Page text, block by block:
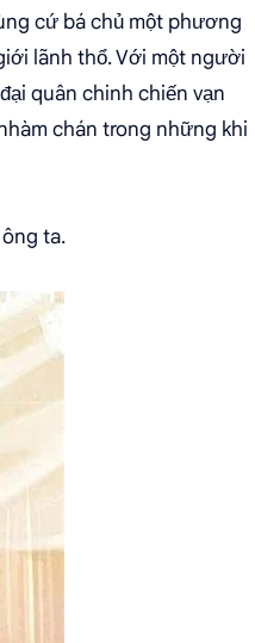
cứ bá chủ một phương
lãnh thổ. Với một người
quân chinh chiến vạn
chán trong những khi
ta.